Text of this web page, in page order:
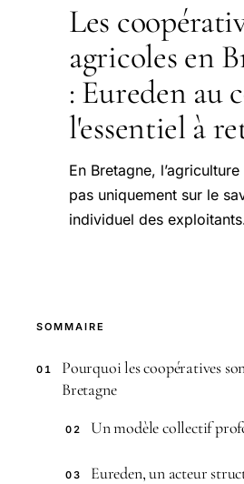
Les
agricoles en
: Eureden au
l'essentiel à
En Bretagne,
pas uniquement sur le
individuel des
SOMMAIRE
01
Pourquoi les coopératives
Bretagne
02 Un modèle collectif
03 Eureden, un acteur